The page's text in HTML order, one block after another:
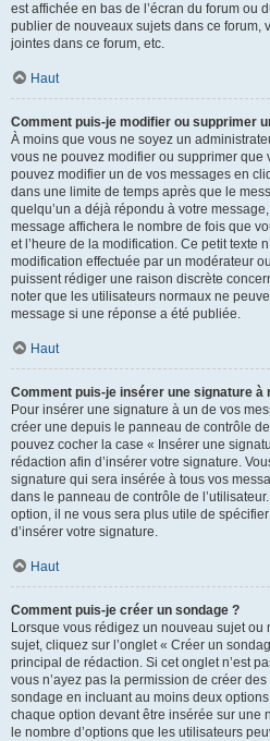
est affichée en bas de l’écran du forum ou
publier de nouveaux sujets dans ce forum,
jointes dans ce forum, etc.
Haut
Comment puis-je modifier ou supprimer
À moins que vous ne soyez un
vous ne pouvez modifier ou supprimer que
pouvez modifier un de vos messages en
dans une limite de temps après que le
quelqu’un a déjà répondu à votre
message affichera le nombre de fois que
et l’heure de la modification. Ce petit texte
modification effectuée par un modérateur
puissent rédiger une raison discrète
noter que les utilisateurs normaux ne
message si une réponse a été publiée.
Haut
Comment puis-je insérer une signature à
Pour insérer une signature à un de vos
créer une depuis le panneau de contrôle
pouvez cocher la case « Insérer une
rédaction afin d’insérer votre signature.
signature qui sera insérée à tous vos
dans le panneau de contrôle de
option, il ne vous sera plus utile de
d’insérer votre signature.
Haut
Comment puis-je créer un sondage ?
Lorsque vous rédigez un nouveau sujet ou
sujet, cliquez sur l’onglet « Créer un
principal de rédaction. Si cet onglet n’est
vous n’ayez pas la permission de créer
sondage en incluant au moins deux
chaque option devant être insérée sur une
le nombre d’options que les utilisateurs